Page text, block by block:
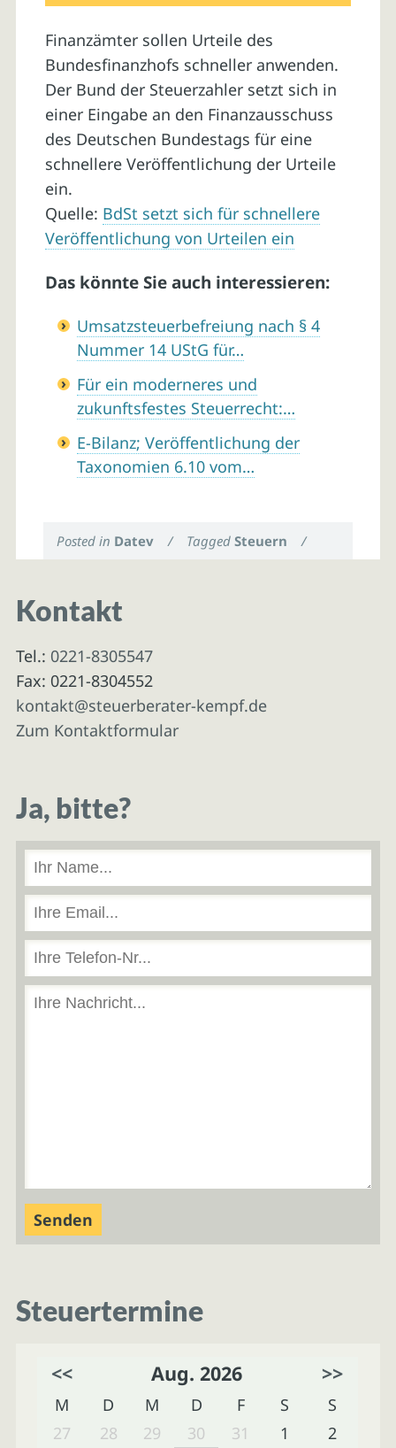
Finanzämter sollen Urteile des
Bundesfinanzhofs schneller anwenden.
Der Bund der Steuerzahler setzt sich in
einer Eingabe an den Finanzausschuss
des Deutschen Bundestags für eine
schnellere Veröffentlichung der Urteile
ein.
Quelle: BdSt setzt sich für schnellere
Veröffentlichung von Urteilen ein
Das könnte Sie auch interessieren:
Umsatzsteuerbefreiung nach § 4
Nummer 14 UStG für…
Für ein moderneres und
zukunftsfestes Steuerrecht:…
E-Bilanz; Veröffentlichung der
Taxonomien 6.10 vom…
Posted in Datev / TaggedSteuern /
Kontakt
Tel.: 0221-8305547
Fax: 0221-8304552
kontakt@steuerberater-kempf.de
Zum Kontaktformular
Ja, bitte?
Steuertermine
<< Aug. 2026 >>
M D M D F S
S
27
28 29 30 31 1
2